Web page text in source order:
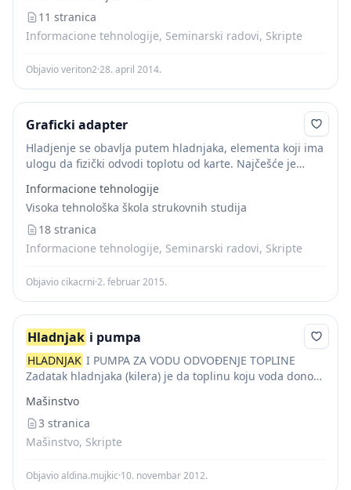
11 stranica
Informacione tehnologije, Seminarski radovi, Skripte
Objavio veriton2·28. april 2014.
Graficki adapter
Hladjenje se obavlja putem hladnjaka, elementa koji ima
ulogu da fizički odvodi toplotu od karte. Najčešće je
provodljivost kao što su aluminijum ili...
Informacione tehnologije
Visoka tehnološka škola strukovnih studija
18 stranica
Informacione tehnologije, Seminarski radovi, Skripte
Objavio cikacrni·2. februar 2015.
Hladnjak i pumpa
HLADNJAK I PUMPA ZA VODU ODVOĐENJE TOPLINE
Zadatak hladnjaka (kilera) je da toplinu koju voda donosi
od gornje i donje vodne komore...
Mašinstvo
3 stranica
Mašinstvo, Skripte
Objavio aldina.mujkic·10. novembar 2012.